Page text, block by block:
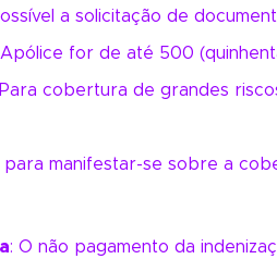
a solicitação de
for de até 500
Para cobertura de grandes
manifestar-se sobre a
: O não pagamento da